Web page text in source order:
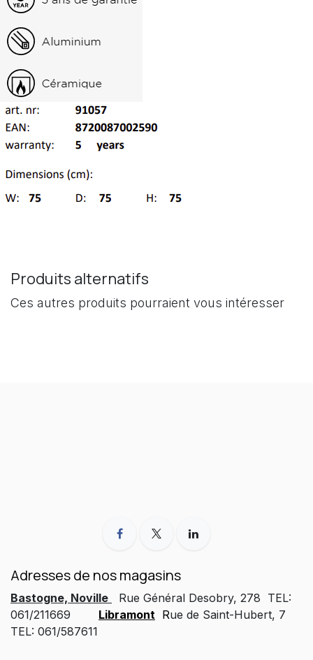
Produits alternatifs
Ces autres produits pourraient vous intéresser
Adresses de nos magasins
Bastogne, Noville
Rue Général Desobry, 278 TEL:
061/211669
Libramont Rue de Saint-Hubert, 7
TEL: 061/587611